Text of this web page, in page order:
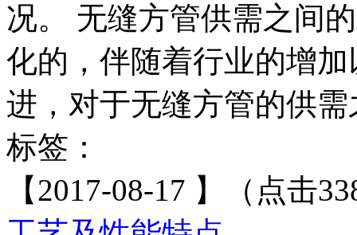
况。 无缝方管供需之间
化的，伴随着行业的增
进，对于无缝方管的供
标签：
【2017-08-17 】（点击